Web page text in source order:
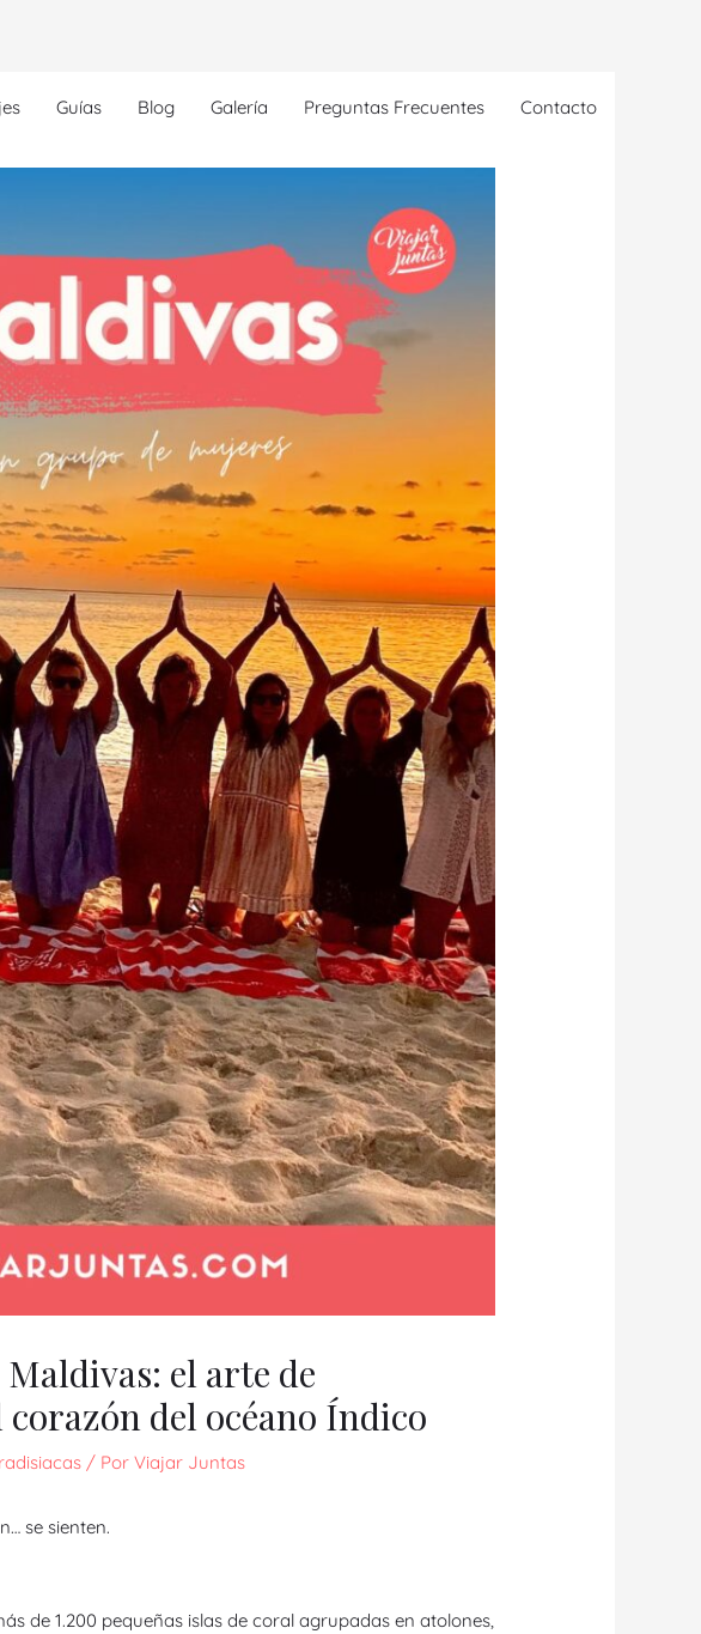
Guías Blog Galería Preguntas Frecuentes
Contacto
el arte de
corazón del océano Índico
/ PorViajar Juntas
se sienten.
de 1.200 pequeñas islas de coral agrupadas en atolones,